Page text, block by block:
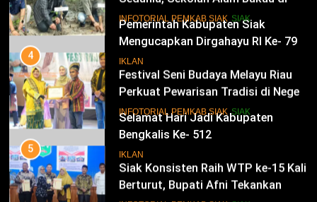
13
Pemerintah Kabupaten Siak
Mengucapkan Dirgahayu RI Ke- 79
IKLAN
14
Selamat Hari Jadi Kabupaten
Bengkalis Ke- 512
IKLAN
15
Pesisir
INFOTORIAL PEMKAB SIAK SIAK
4
Festival Seni Budaya Melayu Riau
Perkuat Pewarisan Tradisi di Negeri
Istana
INFOTORIAL PEMKAB SIAK SIAK
5
Siak Konsisten Raih WTP ke-15 Kali
Berturut, Bupati Afni Tekankan
Penguatan Tata Kelola Keuangan
INFOTORIAL PEMKAB SIAK SIAK